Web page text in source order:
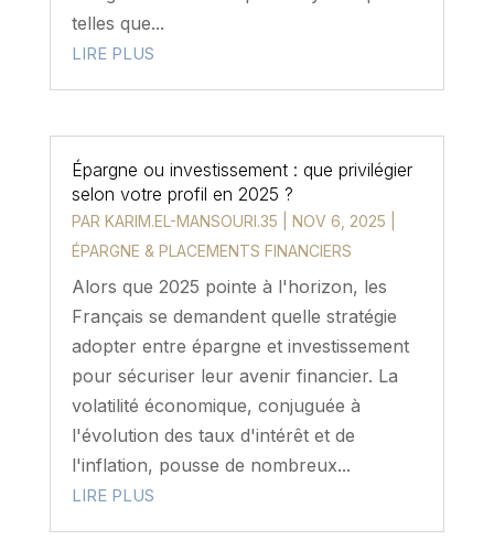
telles que...
LIRE PLUS
Épargne ou investissement : que privilégier
selon votre profil en 2025 ?
PAR KARIM.EL-MANSOURI.35 NOV 6, 2025
ÉPARGNE & PLACEMENTS FINANCIERS
Alors que 2025 pointe à l'horizon, les
Français se demandent quelle stratégie
adopter entre épargne et investissement
pour sécuriser leur avenir financier. La
volatilité économique, conjuguée à
l'évolution des taux d'intérêt et de
l'inflation, pousse de nombreux...
LIRE PLUS